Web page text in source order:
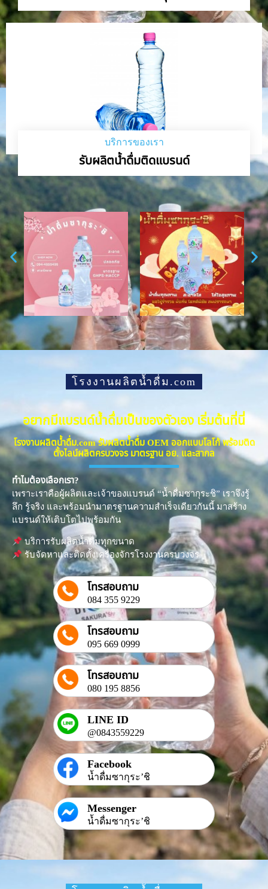
บริการของเรา
รับผลิตน้ำดื่มติดแบรนด์
โรงงานผลิตน้ำดื่ม.com
อยากมีแบรนด์น้ำดื่มเป็นของตัวเอง เริ่มต้นที่นี่
โรงงานผลิตน้ำดื่ม.com รับผลิตน้ำดื่ม OEM ออกแบบโลโก้ พร้อมติด
ตั้งไลน์ผลิตครบวงจร มาตรฐาน อย. และสากล
ทำไมต้องเลือกเรา?
เพราะเราคือผู้ผลิตและเจ้าของแบรนด์ “น้ำดื่มซากุระชิ” เราจึงรู้
ลึก รู้จริง และพร้อมนำมาตรฐานความสำเร็จเดียวกันนี้ มาสร้าง
แบรนด์ให้เติบโตไปพร้อมกัน
บริการรับผลิตน้ำดื่มทุกขนาด
รับจัดหาและติดตั้งเครื่องจักรโรงงานครบวงจร
โทรสอบถาม
084 355 9229
โทรสอบถาม
095 669 0999
โทรสอบถาม
080 195 8856
LINE ID
@0843559229
Facebook
น้ำดื่มซากุระ’ชิ
Messenger
น้ำดื่มซากุระ’ชิ